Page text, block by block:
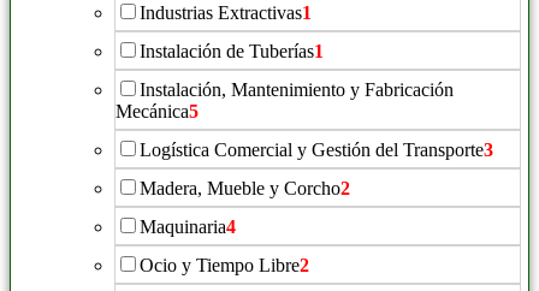
Industrias Extractivas1
Instalación de Tuberías1
Instalación, Mantenimiento y Fabricación
Mecánica5
Logística Comercial y Gestión del Transporte3
Madera, Mueble y Corcho2
Maquinaria4
Ocio y Tiempo Libre2